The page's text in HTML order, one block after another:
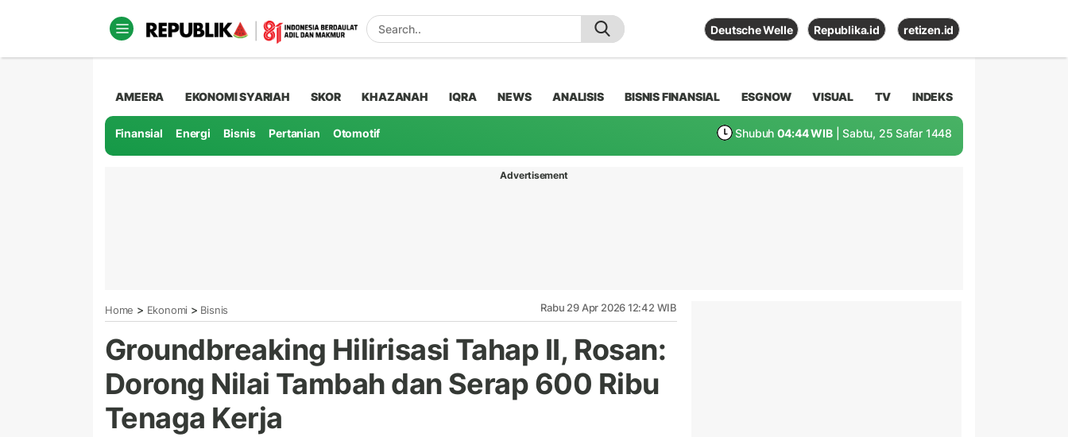
Deutsche Welle Republika.id retizen.id
AMEERA EKONOMI SYARIAH SKOR KHAZANAH IQRA NEWS ANALISIS BISNIS FINANSIAL ESGNOW VISUAL TV INDEKS
Finansial Energi Bisnis Pertanian Otomotif Shubuh 04:44 WIB | Sabtu, 25 Safar 1448
Advertisement
Home > Ekonomi > Bisnis Rabu 29 Apr 2026 12:42 WIB
Groundbreaking Hilirisasi Tahap II, Rosan:
Dorong Nilai Tambah dan Serap 600 Ribu
Tenaga Kerja